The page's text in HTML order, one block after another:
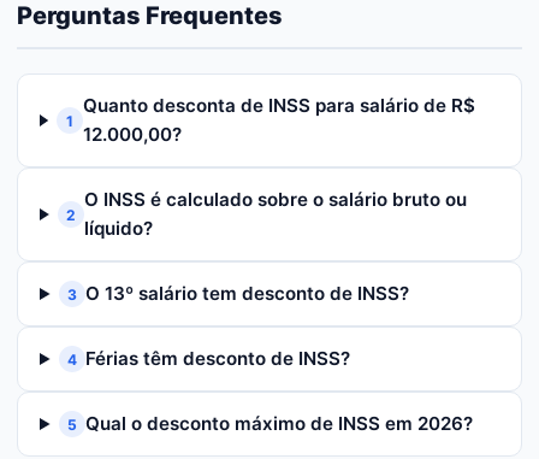
Perguntas Frequentes
1
Quanto desconta de INSS para salário de R$
12.000,00?
2
O INSS é calculado sobre o salário bruto ou
líquido?
3 O 13º salário tem desconto de INSS?
4 Férias têm desconto de INSS?
5 Qual o desconto máximo de INSS em 2026?